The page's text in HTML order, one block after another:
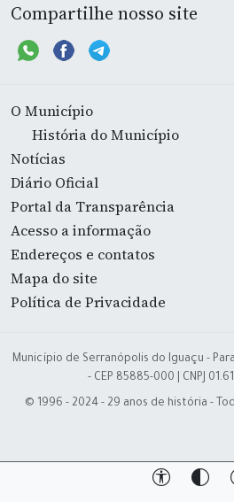
Compartilhe nosso site
O Município
História do Município
Notícias
Diário Oficial
Portal da Transparência
Acesso a informação
Endereços e contatos
Mapa do site
Política de Privacidade
Município de Serranópolis do Iguaçu -
- CEP 85885-000 | CNPJ
© 1996 - 2024 - 29 anos de história -